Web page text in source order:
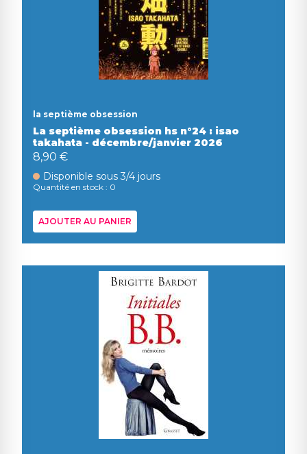
la septième obsession
La septième obsession hs n°24 : isao
takahata - décembre/janvier 2026
8,90 €
Disponible sous 3/4 jours
Quantité en stock : 0
AJOUTER AU PANIER